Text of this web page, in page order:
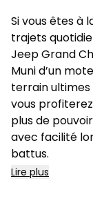
Si vous êtes à
trajets
Jeep Grand
Muni d’un
terrain ultimes
vous
plus de
avec facilité
battus.
Lire plus